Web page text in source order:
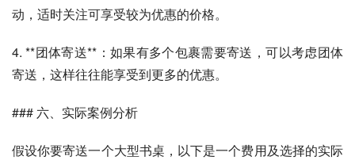
动，适时关注可享受较为优惠的价格。
4. **团体寄送**：如果有多个包裹需要寄送，可以考虑团体
寄送，这样往往能享受到更多的优惠。
### 六、实际案例分析
假设你要寄送一个大型书桌，以下是一个费用及选择的实际